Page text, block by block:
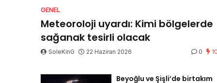
GENEL
Meteoroloji uyardı: Kimi bölgelerde
sağanak tesirli olacak
SoleKinG 22 Haziran 2026 0 10
Beyoğlu ve Şişli’de birtakım